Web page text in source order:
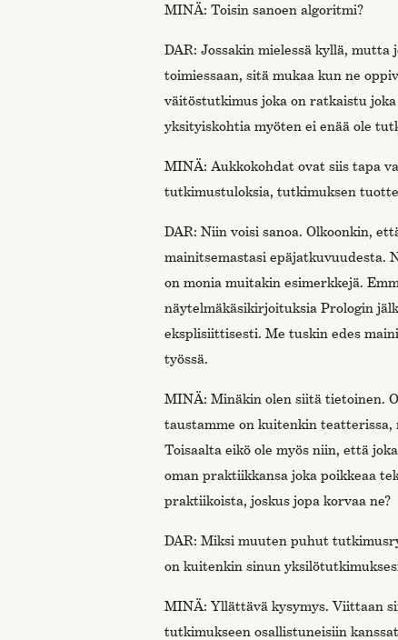
MINÄ: Toisin sanoen algoritmi?
DAR: Jossakin mielessä kyllä,
toimiessaan, sitä mukaa kun ne
väitöstutkimus joka on ratkaistu
yksityiskohtia myöten ei enää ole
MINÄ: Aukkokohdat ovat siis tapa
tutkimustuloksia, tutkimuksen
DAR: Niin voisi sanoa. Olkoonkin,
mainitsemastasi epäjatkuvuudesta.
on monia muitakin esimerkkejä.
näytelmäkäsikirjoituksia Prologin
eksplisiittisesti. Me tuskin edes
työssä.
MINÄ: Minäkin olen siitä tietoinen.
taustamme on kuitenkin teatterissa,
Toisaalta eikö ole myös niin, että
oman praktiikkansa joka poikkeaa
praktiikoista, joskus jopa korvaa ne?
DAR: Miksi muuten puhut
on kuitenkin sinun
MINÄ: Yllättävä kysymys. Viittaan
tutkimukseen osallistuneisiin